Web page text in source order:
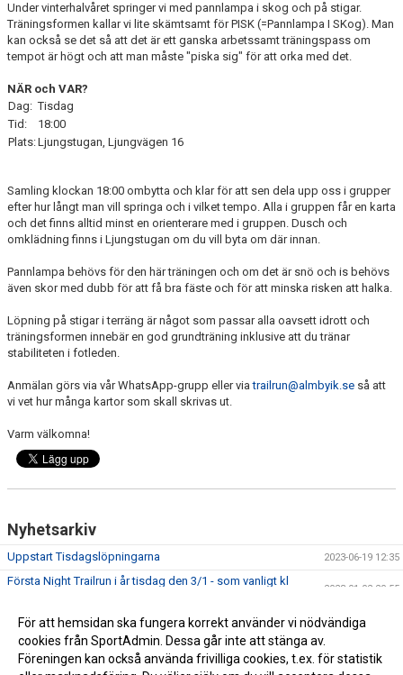
Under vinterhalvåret springer vi med pannlampa i skog och på stigar.
Träningsformen kallar vi lite skämtsamt för PISK (=Pannlampa I SKog). Man
kan också se det så att det är ett ganska arbetssamt träningspass om
tempot är högt och att man måste "piska sig" för att orka med det.
NÄR och VAR?
Dag: Tisdag
Tid:
18:00
Plats:Ljungstugan, Ljungvägen 16
Samling klockan 18:00 ombytta och klar för att sen dela upp oss i grupper
efter hur långt man vill springa och i vilket tempo. Alla i gruppen får en karta
och det finns alltid minst en orienterare med i gruppen. Dusch och
omklädning finns i Ljungstugan om du vill byta om där innan.
Pannlampa behövs för den här träningen och om det är snö och is behövs
även skor med dubb för att få bra fäste och för att minska risken att halka.
Löpning på stigar i terräng är något som passar alla oavsett idrott och
träningsformen innebär en god grundträning inklusive att du tränar
stabiliteten i fotleden.
Anmälan görs via vår WhatsApp-grupp eller viatrailrun@almbyik.se så att
vi vet hur många kartor som skall skrivas ut.
Varm välkomna!
Nyhetsarkiv
Uppstart Tisdagslöpningarna 2023-06-19 12:35
Första Night Trailrun i år tisdag den 3/1 - som vanligt kl
2023-01-02 20:55
Night Trailrun - tisdagar 18.00 2023-01-01 09:47
Träning som vanligt den 27/12 kl 18:00 från Ljungstugan. 2022-12-27 13:50
För att hemsidan ska fungera korrekt använder vi nödvändiga
cookies från SportAdmin. Dessa går inte att stänga av.
Föreningen kan också använda frivilliga cookies, t.ex. för statistik